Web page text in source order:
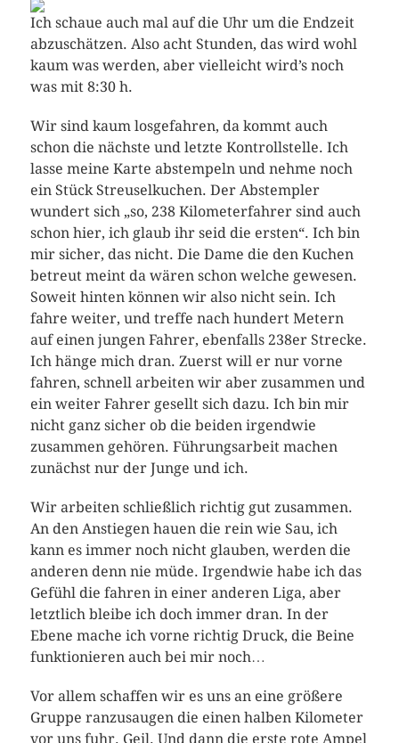
Ich schaue auch mal auf die Uhr um die Endzeit
abzuschätzen. Also acht Stunden, das wird wohl
kaum was werden, aber vielleicht wird’s noch
was mit 8:30 h.
Wir sind kaum losgefahren, da kommt auch
schon die nächste und letzte Kontrollstelle. Ich
lasse meine Karte abstempeln und nehme noch
ein Stück Streuselkuchen. Der Abstempler
wundert sich „so, 238 Kilometerfahrer sind auch
schon hier, ich glaub ihr seid die ersten“. Ich bin
mir sicher, das nicht. Die Dame die den Kuchen
betreut meint da wären schon welche gewesen.
Soweit hinten können wir also nicht sein. Ich
fahre weiter, und treffe nach hundert Metern
auf einen jungen Fahrer, ebenfalls 238er Strecke.
Ich hänge mich dran. Zuerst will er nur vorne
fahren, schnell arbeiten wir aber zusammen und
ein weiter Fahrer gesellt sich dazu. Ich bin mir
nicht ganz sicher ob die beiden irgendwie
zusammen gehören. Führungsarbeit machen
zunächst nur der Junge und ich.
Wir arbeiten schließlich richtig gut zusammen.
An den Anstiegen hauen die rein wie Sau, ich
kann es immer noch nicht glauben, werden die
anderen denn nie müde. Irgendwie habe ich das
Gefühl die fahren in einer anderen Liga, aber
letztlich bleibe ich doch immer dran. In der
Ebene mache ich vorne richtig Druck, die Beine
funktionieren auch bei mir noch…
Vor allem schaffen wir es uns an eine größere
Gruppe ranzusaugen die einen halben Kilometer
vor uns fuhr. Geil. Und dann die erste rote Ampel